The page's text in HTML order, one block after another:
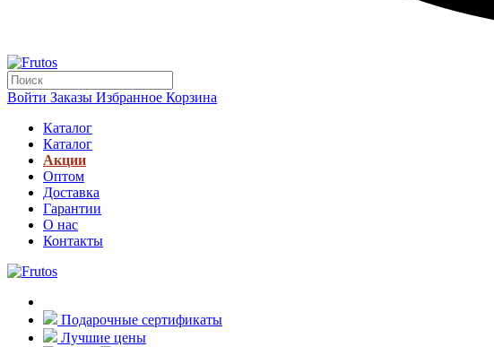
Войти Заказы Избранное Корзина
Каталог
Каталог
Акции
Оптом
Доставка
Гарантии
О нас
Контакты
Подарочные сертификаты
Лучшие цены